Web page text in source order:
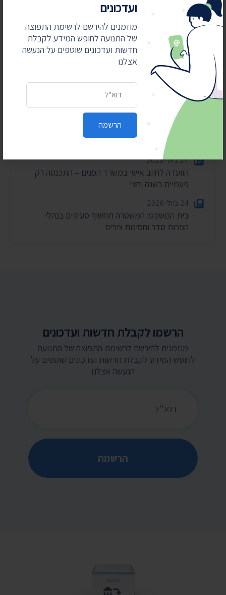
ועדכונים
מוזמנים להירשם לרשימת התפוצה
של התנועה לחופש המידע לקבלת
חדשות ועדכונים שוטפים על הנעשה
אצלנו
הרשמה
חדשות אחרונות
4 באוגוסט 2026
חשפנו: דוחות הביקורת על לימודי ליבה במוסדות
חרדיים
עתרנו וחשפנו: יומן הפגישות של השרה עידית סילמן
ל-2025
הוצאות מעונות ראש הממשלה ל-2025-2026
27 ביולי 2026
הוועדה לחיוב אישי במשרד הפנים – התכנסה רק
פעמיים בשנה וחצי
24 ביולי 2026
בית המשפט: המשטרה תחשוף סעיפים בנהלי
הפרות סדר וחסימת צירים
הרשמו לקבלת חדשות ועדכונים
מוזמנים להירשם לרשימת התפוצה של התנועה
לחופש המידע לקבלת חדשות ועדכונים שוטפים על
הנעשה אצלנו
הרשמה